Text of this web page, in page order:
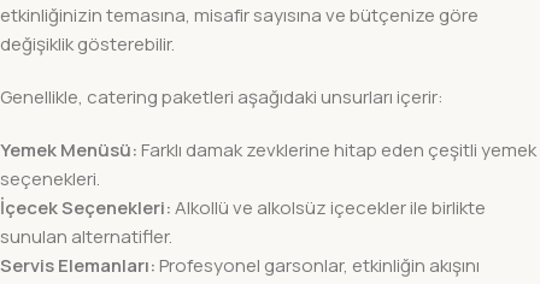
etkinliğinizin temasına, misafir sayısına ve bütçenize göre
değişiklik gösterebilir.
Genellikle, catering paketleri aşağıdaki unsurları içerir:
Yemek Menüsü: Farklı damak zevklerine hitap eden çeşitli yemek
seçenekleri.
İçecek Seçenekleri:Alkollü ve alkolsüz içecekler ile birlikte
sunulan alternatifler.
Servis Elemanları: Profesyonel garsonlar, etkinliğin akışını